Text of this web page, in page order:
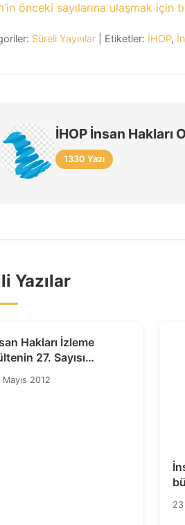
önceki sayılarına ulaşmak için
Süreli Yayınlar | Etiketler: İHOP,
İHOP İnsan Hakları
1330 Yazı
Yazılar
Hakları İzleme
27. Sayısı
Mayıs 2012